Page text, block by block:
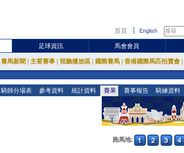
首頁 English
足球資訊 馬會會員
賽馬新聞 主要賽事 視聽播放區 國際賽馬 香港國際馬匹拍賣會
騎師分場表 參考資料 統計資料 賽果 賽事報告 騎練資料
跑馬地: